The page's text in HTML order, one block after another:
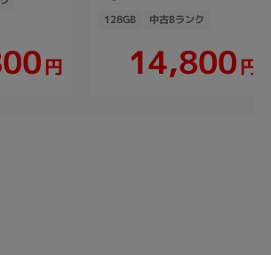
円
128GB 中古Bランク
14,800円